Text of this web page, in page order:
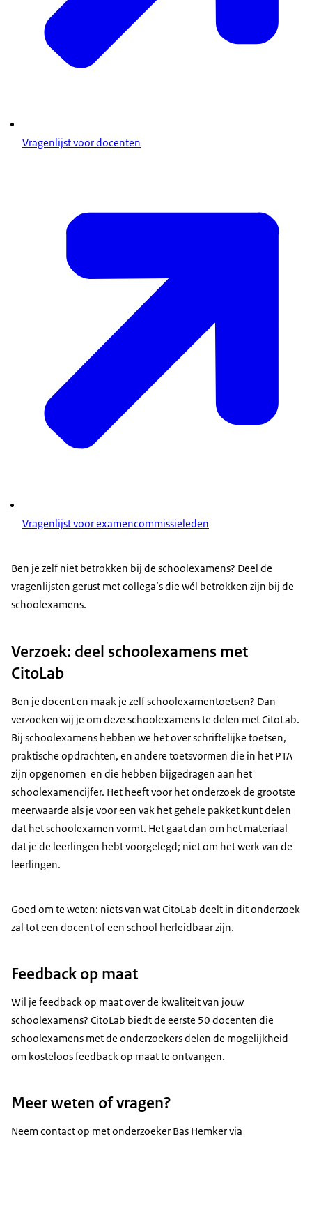
Vragenlijst voor docenten
Vragenlijst voor examencommissieleden
Ben je zelf niet betrokken bij de schoolexamens? Deel de
vragenlijsten gerust met collega’s die wél betrokken zijn bij de
schoolexamens.
Verzoek: deel schoolexamens met
CitoLab
Ben je docent en maak je zelf schoolexamentoetsen? Dan
verzoeken wij je om deze schoolexamens te delen met CitoLab.
Bij schoolexamens hebben we het over schriftelijke toetsen,
praktische opdrachten, en andere toetsvormen die in het PTA
zijn opgenomen en die hebben bijgedragen aan het
schoolexamencijfer. Het heeft voor het onderzoek de grootste
meerwaarde als je voor een vak het gehele pakket kunt delen
dat het schoolexamen vormt. Het gaat dan om het materiaal
dat je de leerlingen hebt voorgelegd; niet om het werk van de
leerlingen.
Goed om te weten: niets van wat CitoLab deelt in dit onderzoek
zal tot een docent of een school herleidbaar zijn.
Feedback op maat
Wil je feedback op maat over de kwaliteit van jouw
schoolexamens? CitoLab biedt de eerste 50 docenten die
schoolexamens met de onderzoekers delen de mogelijkheid
om kosteloos feedback op maat te ontvangen.
Meer weten of vragen?
Neem contact op met onderzoeker Bas Hemker via